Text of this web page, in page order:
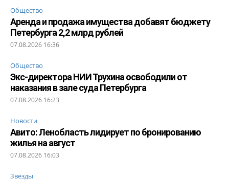
Общество
Аренда и продажа имущества добавят бюджету
Петербурга 2,2 млрд рублей
07.08.2026 16:36
Общество
Экс-директора НИИ Трухина освободили от
наказания в зале суда Петербурга
07.08.2026 16:23
Новости
Авито: Ленобласть лидирует по бронированию
жилья на август
07.08.2026 16:03
Звезды